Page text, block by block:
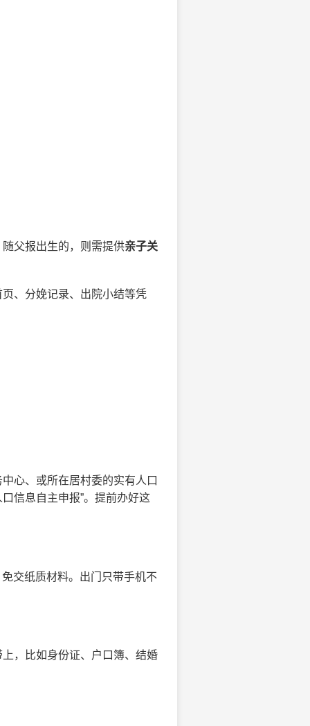
父报出生的，则需提供亲子关
、分娩记录、出院小结等凭
心、或所在居村委的实有人口
信息自主申报”。提前办好这
交纸质材料。出门只带手机不
，比如身份证、户口簿、结婚